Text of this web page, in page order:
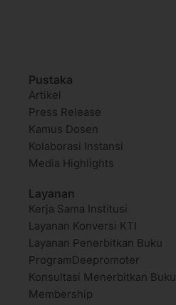
Pustaka
Artikel
Press Release
Kamus Dosen
Kolaborasi Instansi
Media Highlights
Layanan
Kerja Sama Institusi
Layanan Konversi KTI
Layanan Penerbitkan Buku
ProgramDeepromoter
Konsultasi Menerbitkan Buku
Membership